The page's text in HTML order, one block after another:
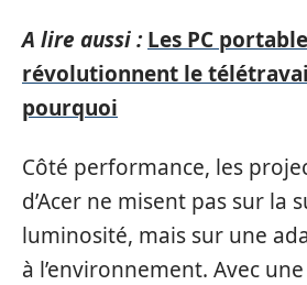
A lire aussi : Les PC
révolutionnent le
pourquoi
Côté performance, les
d’Acer ne misent pas sur la
luminosité, mais sur une
à l’environnement. Avec une